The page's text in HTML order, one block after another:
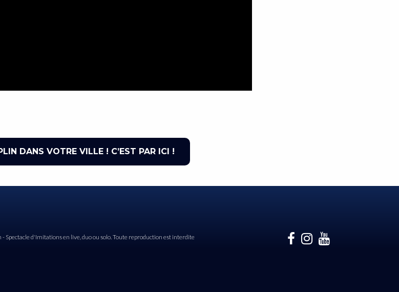
DANS VOTRE VILLE ! C’EST PAR ICI !
Spectacle d'Imitations en live, duo ou solo. Toute reproduction est interdite